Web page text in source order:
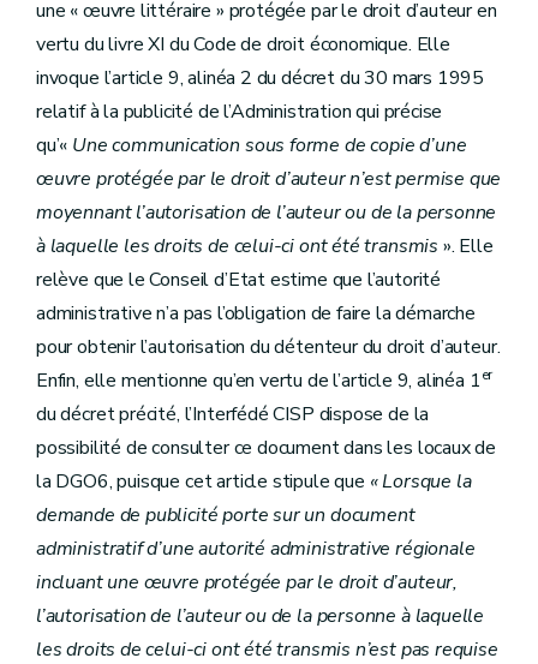
une « œuvre littéraire » protégée par le droit d’auteur en
vertu du livre XI du Code de droit économique. Elle
invoque l’article 9, alinéa 2 du décret du 30 mars 1995
relatif à la publicité de l’Administration qui précise
qu’« Une communication sous forme de copie d’une
œuvre protégée par le droit d’auteur n’est permise que
moyennant l’autorisation de l’auteur ou de la personne
à laquelle les droits de celui-ci ont été transmis ». Elle
relève que le Conseil d’Etat estime que l’autorité
administrative n’a pas l’obligation de faire la démarche
pour obtenir l’autorisation du détenteur du droit d’auteur.
Enfin, elle mentionne qu’en vertu de l’article 9, alinéa 1er
du décret précité, l’Interfédé CISP dispose de la
possibilité de consulter ce document dans les locaux de
la DGO6, puisque cet article stipule que « Lorsque la
demande de publicité porte sur un document
administratif d’une autorité administrative régionale
incluant une œuvre protégée par le droit d’auteur,
l’autorisation de l’auteur ou de la personne à laquelle
les droits de celui-ci ont été transmis n’est pas requise